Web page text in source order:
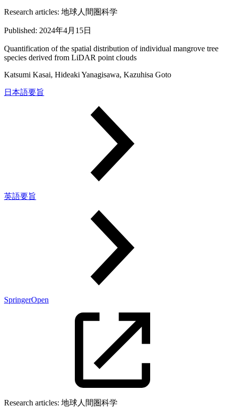
Research articles: 地球人間圏科学
Published: 2024年4月15日
Quantification of the spatial distribution of individual mangrove tree
species derived from LiDAR point clouds
Katsumi Kasai, Hideaki Yanagisawa, Kazuhisa Goto
日本語要旨
英語要旨
SpringerOpen
Research articles: 地球人間圏科学